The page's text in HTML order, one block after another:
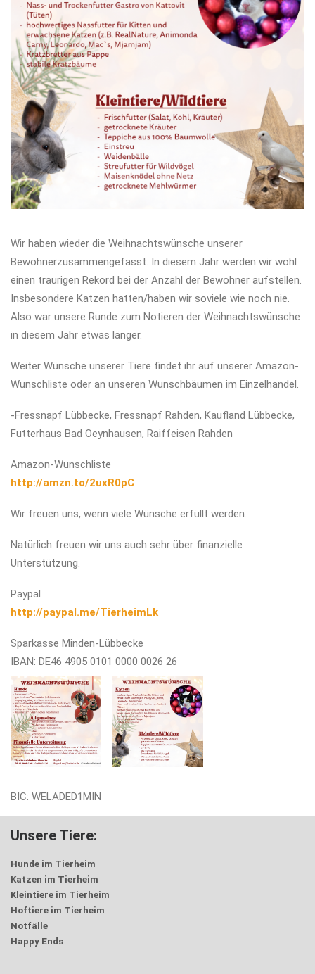
Wir haben wieder die Weihnachtswünsche unserer
Bewohnerzusammengefasst. In diesem Jahr werden wir wohl
einen traurigen Rekord bei der Anzahl der Bewohner aufstellen.
Insbesondere Katzen hatten/haben wir soviele wie noch nie.
Also war unsere Runde zum Notieren der Weihnachtswünsche
in diesem Jahr etwas länger.
Weiter Wünsche unserer Tiere findet ihr auf unserer Amazon-
Wunschliste oder an unseren Wunschbäumen im Einzelhandel.
-Fressnapf Lübbecke, Fressnapf Rahden, Kaufland Lübbecke,
Futterhaus Bad Oeynhausen, Raiffeisen Rahden
Amazon-Wunschliste
http://amzn.to/2uxR0pC
Wir freuen uns, wenn viele Wünsche erfüllt werden.
Natürlich freuen wir uns auch sehr über finanzielle
Unterstützung.
Paypal
http://paypal.me/TierheimLk
Sparkasse Minden-Lübbecke
IBAN: DE46 4905 0101 0000 0026 26
BIC: WELADED1MIN
Unsere Tiere:
Hunde im Tierheim
Katzen im Tierheim
Kleintiere im Tierheim
Hoftiere im Tierheim
Notfälle
Happy Ends